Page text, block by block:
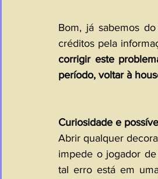
Bom, já sabemos
créditos pela
corrigir este
período, voltar à
Curiosidade e
Abrir qualquer
impede o jogador
tal erro está em